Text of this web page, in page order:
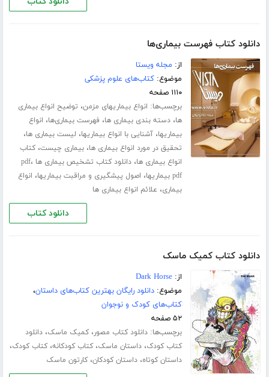
دانلود کتاب فهرست بیماری‌ها
از: مجله ویستا
موضوع:کتاب‌های علوم پزشکی
۱۱۱۰ صفحه
برچسب‌ها: انواع بیماریهای مزمن، توضیح انواع بیماری
ها،دسته بندی بیماری ها، فهرست بیماری‌ها، انواع
بیماریها،آشنایی با انواع بیماریها، لیست بیماری ها،
تحقیق در مورد انواع بیماری ها،بیماری چیست،کتاب
انواع بیماری ها،دانلود کتاب تشخیص بیماری ها pdf ،
pdf بیماریها ، اصول پیشگیری و مراقبت بیماریها، انواع
بیماری، علائم انواع بیماری ها
دانلود کتاب
دانلود کتاب کمیک ماسک
از:Dark Horse
موضوع:دانلود رایگان بهترین کتاب‌های داستان،
کتاب‌های کودک و نوجوان
۵۲ صفحه
برچسب‌ها:دانلود کتاب مصور،کمیک ماسک،دانلود
کتاب کودک،داستان ماسک،کتاب کودکانه،کتاب کودک،
داستان کوتاه،داستان کودکان،کارتون ماسک